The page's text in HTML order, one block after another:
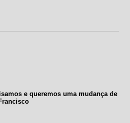
e queremos uma mudança de